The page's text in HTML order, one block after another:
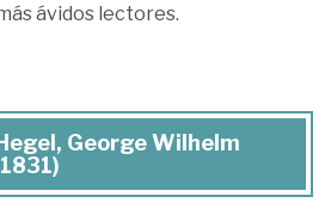
ávidos lectores.
George Wilhelm